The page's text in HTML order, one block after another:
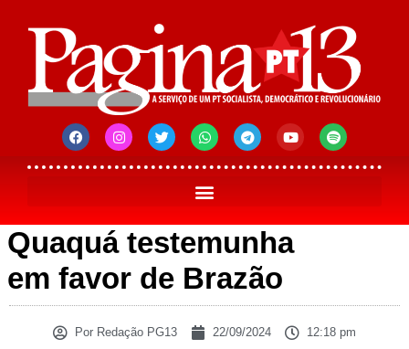
Quaquá testemunha
em favor de Brazão
Por Redação PG13 22/09/2024
12:18 pm